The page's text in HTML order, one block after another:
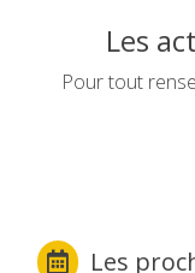
Les
Pour tout
Les